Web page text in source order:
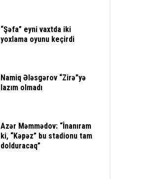
“Şəfa” eyni vaxtda iki
yoxlama oyunu keçirdi
Namiq Ələsgərov “Zirə”yə
lazım olmadı
Azər Məmmədov: “İnanıram
ki, “Kəpəz” bu stadionu tam
dolduracaq”